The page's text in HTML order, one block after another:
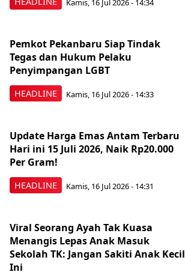
Kamis, 16 Jul 2026 - 14:34
HEADLINE
Pemkot Pekanbaru Siap Tindak
Tegas dan Hukum Pelaku
Penyimpangan LGBT
Kamis, 16 Jul 2026 - 14:33
HEADLINE
Update Harga Emas Antam Terbaru
Hari ini 15 Juli 2026, Naik Rp20.000
Per Gram!
Kamis, 16 Jul 2026 - 14:31
Viral Seorang Ayah Tak Kuasa
Menangis Lepas Anak Masuk
Sekolah TK: Jangan Sakiti Anak Kecil
Ini